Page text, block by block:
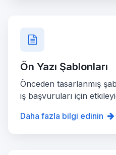
Ön Yazı Şablonları
Önceden tasarlanmış
iş başvuruları için
Daha fazla bilgi edinin